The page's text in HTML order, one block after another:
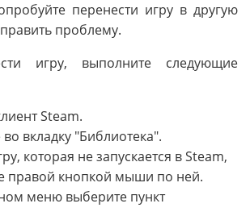
перенести игру в другую
проблему.
игру, выполните следующие
Steam.
вкладку "Библиотека".
которая не запускается в Steam,
правой кнопкой мыши по ней.
меню выберите пункт